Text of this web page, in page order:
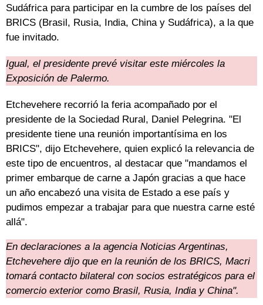
Sudáfrica para participar en la cumbre de los países del
BRICS (Brasil, Rusia, India, China y Sudáfrica), a la que
fue invitado.
Igual, el presidente prevé visitar este miércoles la
Exposición de Palermo.
Etchevehere recorrió la feria acompañado por el
presidente de la Sociedad Rural, Daniel Pelegrina. "El
presidente tiene una reunión importantísima en los
BRICS", dijo Etchevehere, quien explicó la relevancia de
este tipo de encuentros, al destacar que "mandamos el
primer embarque de carne a Japón gracias a que hace
un año encabezó una visita de Estado a ese país y
pudimos empezar a trabajar para que nuestra carne esté
allá".
En declaraciones a la agencia Noticias Argentinas,
Etchevehere dijo que en la reunión de los BRICS, Macri
tomará contacto bilateral con socios estratégicos para el
comercio exterior como Brasil, Rusia, India y China".